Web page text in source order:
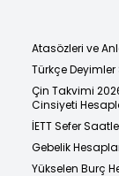
Atasözleri ve
Türkçe
Çin Takvimi
Cinsiyeti
İETT Sefer
Gebelik
Yükselen Burç